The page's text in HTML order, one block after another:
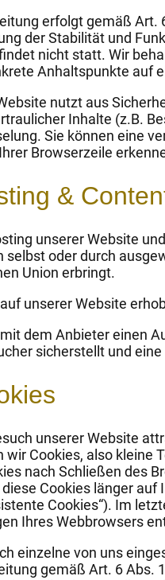
erfolgt gemäß Art.
der Stabilität und
nicht statt. Wir
Anhaltspunkte auf
nutzt aus
Inhalte (z.B.
Sie können eine
Browserzeile
&
unserer Website
selbst oder durch
Union erbringt.
unserer Website
dem Anbieter einen
sicherstellt und
unserer Website
wir Cookies, also kleine
nach Schließen des
Cookies länger
Cookies“). Im
Ihres Webbrowsers
einzelne von uns
gemäß Art. 6 Abs.